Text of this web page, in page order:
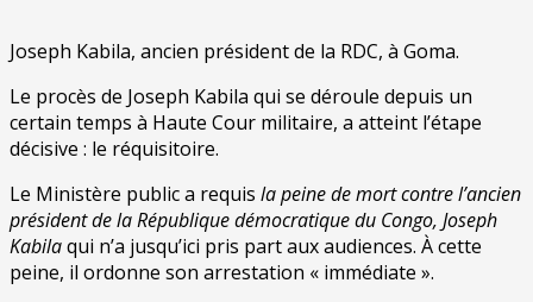
Joseph Kabila, ancien président de la RDC, à Goma.
Le procès de Joseph Kabila qui se déroule depuis un
certain temps à Haute Cour militaire, a atteint l’étape
décisive : le réquisitoire.
Le Ministère public a requis la peine de mort contre l’ancien
président de la République démocratique du Congo, Joseph
Kabilaqui n’a jusqu’ici pris part aux audiences. À cette
peine, il ordonne son arrestation « immédiate ».